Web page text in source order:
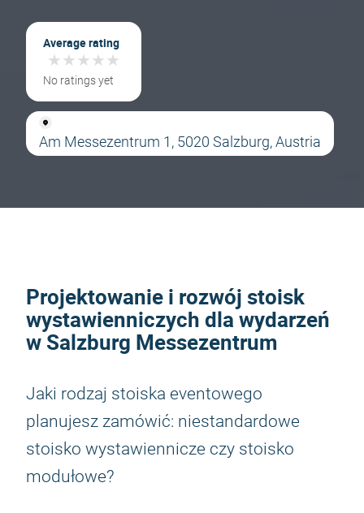
Average rating
★★★★★
★★★★★
No ratings yet
Am Messezentrum 1, 5020 Salzburg, Austria
Projektowanie i rozwój stoisk
wystawienniczych dla wydarzeń
w Salzburg Messezentrum
Jaki rodzaj stoiska eventowego
planujesz zamówić: niestandardowe
stoisko wystawiennicze czy stoisko
modułowe?